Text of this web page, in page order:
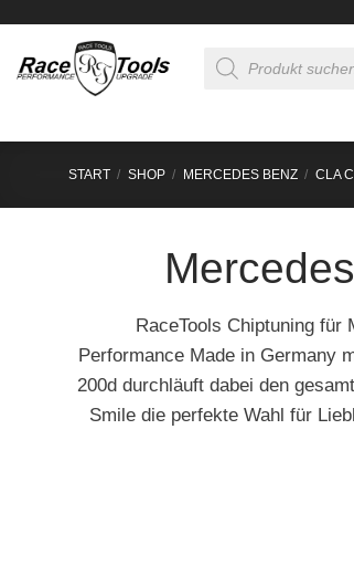
springen
search
START / SHOP / MERCEDES BENZ / CLA
RaceTools Chiptuning für
Performance Made in Germany
200d durchläuft dabei den
Smile die perfekte Wahl für